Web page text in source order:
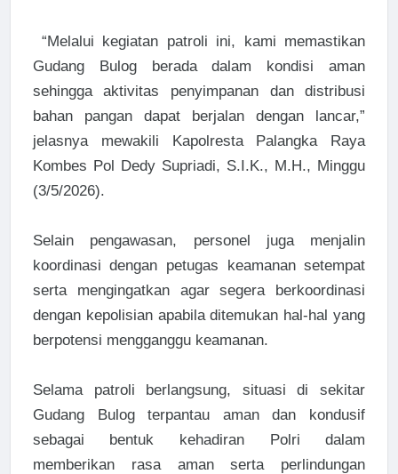
“Melalui kegiatan patroli ini, kami memastikan
Gudang Bulog berada dalam kondisi aman
sehingga aktivitas penyimpanan dan distribusi
bahan pangan dapat berjalan dengan lancar,”
jelasnya mewakili Kapolresta Palangka Raya
Kombes Pol Dedy Supriadi, S.I.K., M.H., Minggu
(3/5/2026).
Selain pengawasan, personel juga menjalin
koordinasi dengan petugas keamanan setempat
serta mengingatkan agar segera berkoordinasi
dengan kepolisian apabila ditemukan hal-hal yang
berpotensi mengganggu keamanan.
Selama patroli berlangsung, situasi di sekitar
Gudang Bulog terpantau aman dan kondusif
sebagai bentuk kehadiran Polri dalam
memberikan rasa aman serta perlindungan